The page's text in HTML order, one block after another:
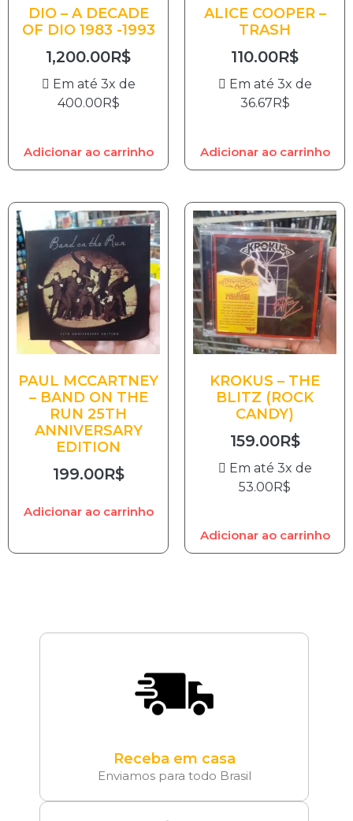
DIO – A DECADE
OF DIO 1983 -1993
1,200.00R$
Em até 3x de
400.00R$
Adicionar ao carrinho
ALICE COOPER –
TRASH
110.00R$
Em até 3x de
36.67R$
Adicionar ao carrinho
PAUL MCCARTNEY
– BAND ON THE
RUN 25TH
ANNIVERSARY
EDITION
199.00R$
Adicionar ao carrinho
KROKUS – THE
BLITZ (ROCK
CANDY)
159.00R$
Em até 3x de
53.00R$
Adicionar ao carrinho
Receba em casa
Enviamos para todo Brasil